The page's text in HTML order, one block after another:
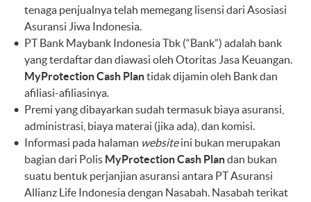
tenaga penjualnya telah memegang lisensi dari Asosiasi
Asuransi Jiwa Indonesia.
PT Bank Maybank Indonesia Tbk (“Bank”) adalah bank
yang terdaftar dan diawasi oleh Otoritas Jasa Keuangan.
MyProtection Cash Plantidak dijamin oleh Bank dan
afiliasi-afiliasinya.
Premi yang dibayarkan sudah termasuk biaya asuransi,
administrasi, biaya materai (jika ada), dan komisi.
Informasi pada halaman websiteini bukan merupakan
bagian dari Polis MyProtection Cash Plandan bukan
suatu bentuk perjanjian asuransi antara PT Asuransi
Allianz Life Indonesia dengan Nasabah. Nasabah terikat